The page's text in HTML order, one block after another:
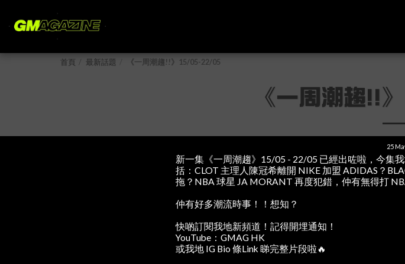
首頁 最新話題 《一周潮趨!!》15/05-22/05
《一周潮趨!!
25
新一集《一周潮趨》15/05 - 22/05 已經出咗啦，今集
括：CLOT 主理人陳冠希離開 NIKE 加盟 ADIDAS？
拖？NBA 球星 JA MORANT 再度犯錯，仲有無得打
仲有好多潮流時事！！想知？
快啲訂閱我地新頻道！記得開埋通知！
YouTube：GMAG HK
或我地 IG Bio 條Link 睇完整片段啦🔥